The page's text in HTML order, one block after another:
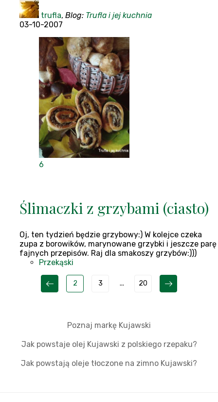
trufla, Blog: Trufla i jej kuchnia
03-10-2007
6
Ślimaczki z grzybami (ciasto)
Oj, ten tydzień będzie grzybowy:) W kolejce czeka
zupa z borowików, marynowane grzybki i jeszcze parę
fajnych przepisów. Raj dla smakoszy grzybów:)))
Przekąski
2 3 ... 20
Poznaj markę Kujawski
Jak powstaje olej Kujawski z polskiego rzepaku?
Jak powstają oleje tłoczone na zimno Kujawski?